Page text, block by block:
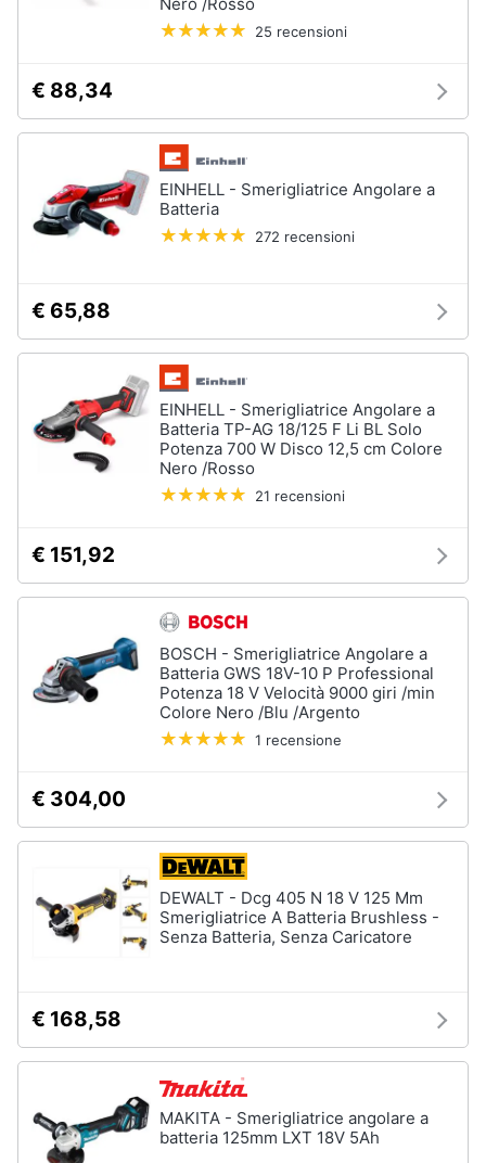
25 recensioni
€ 88,34
EINHELL - Smerigliatrice Angolare a
Batteria
272 recensioni
€ 65,88
EINHELL - Smerigliatrice Angolare a
Batteria TP-AG 18/125 F Li BL Solo
Potenza 700 W Disco 12,5 cm Colore
Nero /Rosso
21 recensioni
€ 151,92
BOSCH - Smerigliatrice Angolare a
Batteria GWS 18V-10 P Professional
Potenza 18 V Velocità 9000 giri /min
Colore Nero /Blu /Argento
1 recensione
€ 304,00
DEWALT - Dcg 405 N 18 V 125 Mm
Smerigliatrice A Batteria Brushless -
Senza Batteria, Senza Caricatore
€ 168,58
MAKITA - Smerigliatrice angolare a
batteria 125mm LXT 18V 5Ah